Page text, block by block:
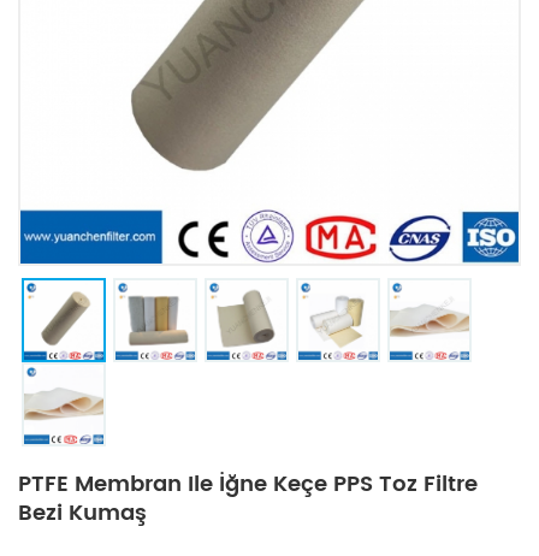
PTFE Membran Ile İğne Keçe PPS Toz Filtre
Bezi Kumaş